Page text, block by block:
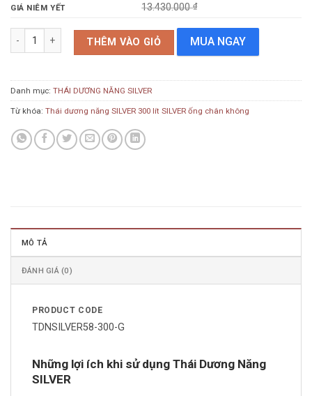
GIÁ NIÊM YẾT 13.430.000₫
Thái dương năng SILVER 300 lít SILVER ống chân không số lượng
THÊM VÀO GIỎ MUA NGAY
Danh mục: THÁI DƯƠNG NĂNG SILVER
Từ khóa: Thái dương năng SILVER 300 lít SILVER ống chân không
MÔ TẢ
ĐÁNH GIÁ (0)
PRODUCT CODE
TDNSILVER58-300-G
Những lợi ích khi sử dụng Thái Dương Năng
SILVER